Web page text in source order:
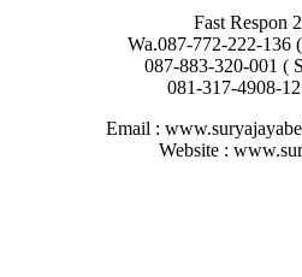
Fast Respon
Wa.087-772-222-
087-883-320-001 (
081-317-4908-
Email :
Website :